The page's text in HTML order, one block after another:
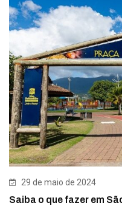
29 de maio de 2024
Saiba o que fazer em